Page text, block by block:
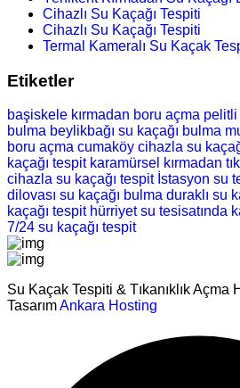
Cihazlı Su Kaçağı Tespiti
Cihazlı Su Kaçağı Tespiti
Termal Kameralı Su Kaçak
Etiketler
başiskele kırmadan boru açma pelitli
bulma beylikbağı su kaçağı bulma
boru açma cumaköy cihazla su
kaçağı tespit karamürsel kırmadan
cihazla su kaçağı tespit İstasyon su
dilovası su kaçağı bulma duraklı su
kaçağı tespit hürriyet su tesisatında
7/24 su kaçağı tespit
Su Kaçak Tespiti & Tıkanıklık Açma
TasarımAnkara Hosting